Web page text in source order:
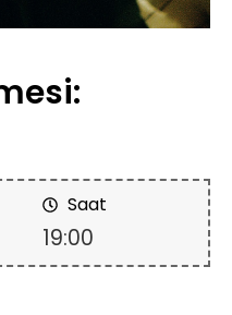
Saat
19:00